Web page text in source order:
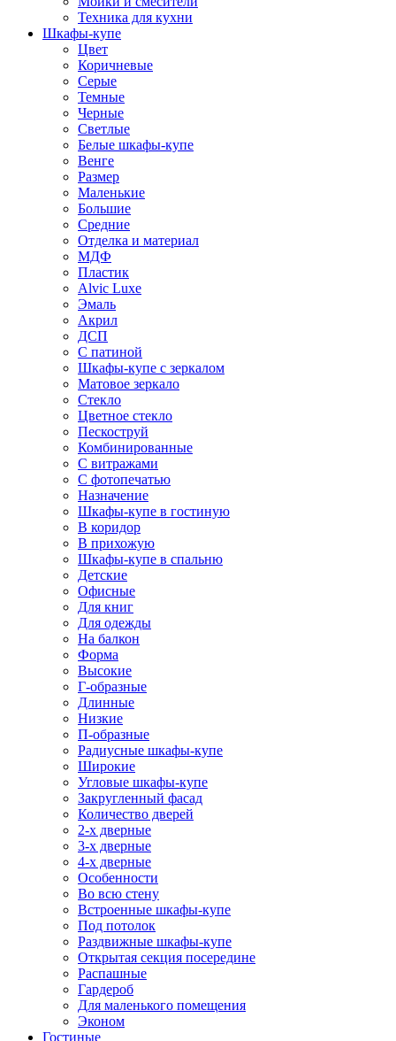
Техника для кухни
Шкафы-купе
Цвет
Коричневые
Серые
Темные
Черные
Светлые
Белые шкафы-купе
Венге
Размер
Маленькие
Большие
Средние
Отделка и материал
МДФ
Пластик
Alvic Luxe
Эмаль
Акрил
ДСП
С патиной
Шкафы-купе с зеркалом
Матовое зеркало
Стекло
Цветное стекло
Пескоструй
Комбинированные
С витражами
С фотопечатью
Назначение
Шкафы-купе в гостиную
В коридор
В прихожую
Шкафы-купе в спальню
Детские
Офисные
Для книг
Для одежды
На балкон
Форма
Высокие
Г-образные
Длинные
Низкие
П-образные
Радиусные шкафы-купе
Широкие
Угловые шкафы-купе
Закругленный фасад
Количество дверей
2-х дверные
3-х дверные
4-х дверные
Особенности
Во всю стену
Встроенные шкафы-купе
Под потолок
Раздвижные шкафы-купе
Открытая секция посередине
Распашные
Гардероб
Для маленького помещения
Эконом
Гостиные